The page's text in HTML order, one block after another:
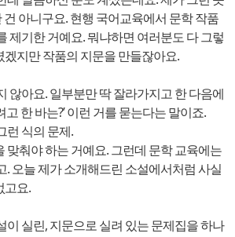
건 아니구요. 현행 국어교육에서 문학 작품
제기한 거예요. 뭐냐하면 여러분도 다 그렇
지만 작품의 지문을 만들잖아요.
않아요. 일부분만 딱 잘라가지고 한 다음에
고 한 바는?’ 이런 거를 묻는다는 말이죠.
런 식의 문제.
맞춰야 하는 거예요. 그런데 문학 교육에는
. 오늘 제가 소개해드린 소설에서처럼 사실
고요.
이 실린, 지문으로 실려 있는 문제집을 하나